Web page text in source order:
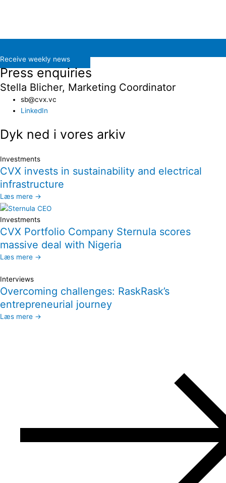
Receive weekly news
Press enquiries
Stella Blicher, Marketing Coordinator
sb@cvx.vc​
LinkedIn
Dyk ned i vores arkiv
Investments
CVX invests in sustainability and electrical
infrastructure
Læs mere →
Investments
CVX Portfolio Company Sternula scores
massive deal with Nigeria
Læs mere →
Interviews
Overcoming challenges: RaskRask’s
entrepreneurial journey
Læs mere →